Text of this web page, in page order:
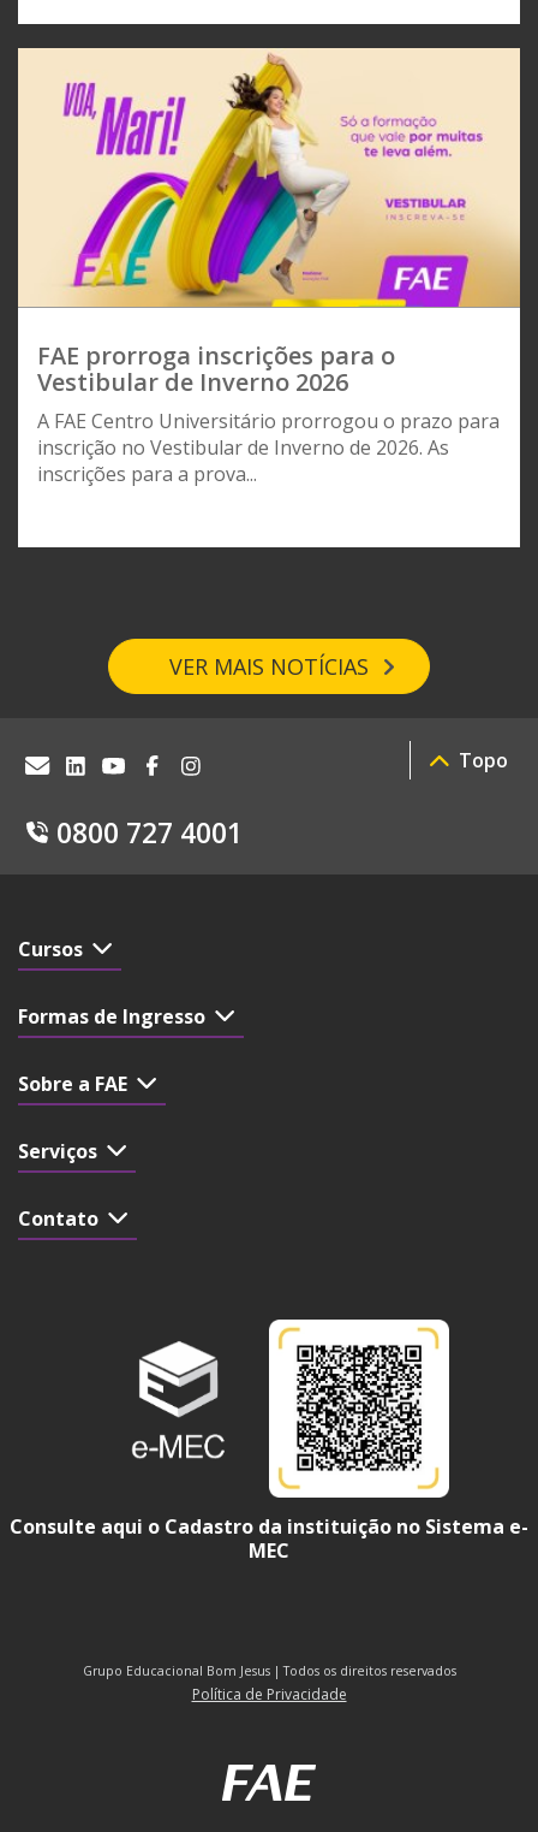
FAE prorroga inscrições para o
Vestibular de Inverno 2026
A FAE Centro Universitário prorrogou o prazo para
inscrição no Vestibular de Inverno de 2026. As
inscrições para a prova...
VER MAIS NOTÍCIAS
0800 727 4001
Topo
Cursos
Formas de Ingresso
Sobre a FAE
Serviços
Contato
Consulte aqui o Cadastro da instituição no Sistema e-
MEC
Grupo Educacional Bom Jesus | Todos os direitos reservados
Política de Privacidade